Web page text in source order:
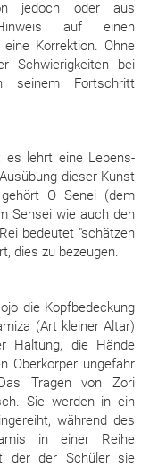
jedoch oder aus
auf einen
Korrektion. Ohne
Schwierigkeiten bei
seinem Fortschritt
es lehrt eine Lebens-
dieser Kunst
O Senei (dem
Sensei wie auch den
bedeutet "schätzen
dies zu bezeugen.
die Kopfbedeckung
(Art kleiner Altar)
Haltung, die Hände
Oberkörper ungefähr
Tragen von Zori
Sie werden in ein
während des
in einer Reihe
der der Schüler sie